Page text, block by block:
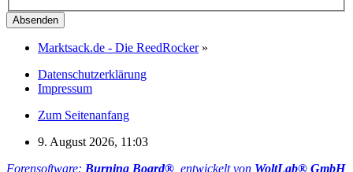
Marktsack.de - Die ReedRocker »
Datenschutzerklärung
Impressum
Zum Seitenanfang
9. August 2026, 11:03
Forensoftware: Burning Board® , entwickelt von WoltLab® GmbH